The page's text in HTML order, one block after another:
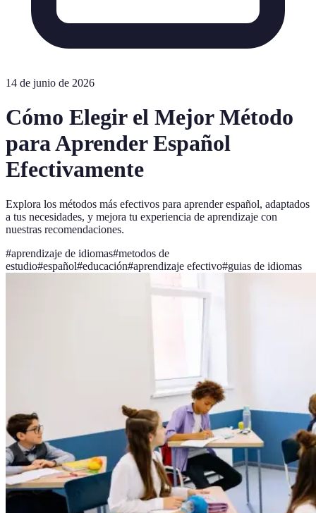
14 de junio de 2026
Cómo Elegir el Mejor Método
para Aprender Español
Efectivamente
Explora los métodos más efectivos para aprender español, adaptados
a tus necesidades, y mejora tu experiencia de aprendizaje con
nuestras recomendaciones.
#aprendizaje de idiomas#metodos de
estudio#español#educación#aprendizaje efectivo#guias de idiomas